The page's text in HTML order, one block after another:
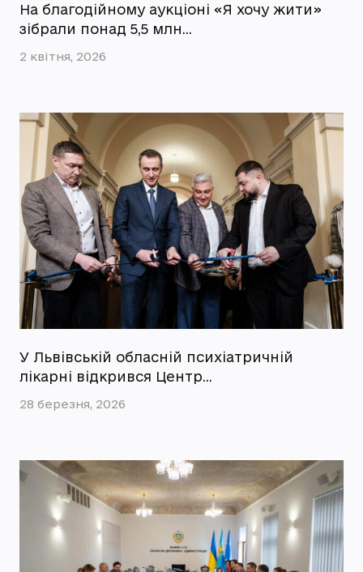
На благодійному аукціоні «Я хочу жити»
зібрали понад 5,5 млн…
2 квітня, 2026
У Львівській обласній психіатричній
лікарні відкрився Центр…
28 березня, 2026